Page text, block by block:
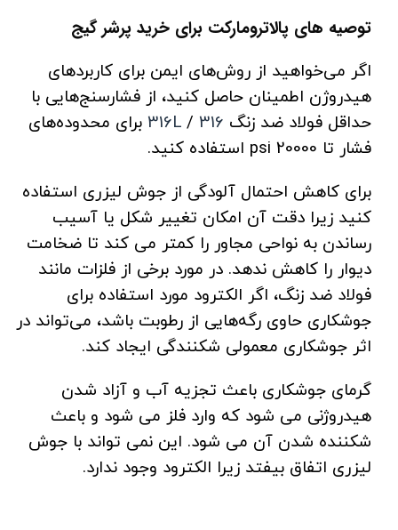
توصیه های پالاترومارکت برای خرید پرشر گیج
اگر می‌خواهید از روش‌های ایمن برای کاربردهای
هیدروژن اطمینان حاصل کنید، از فشارسنج‌هایی با
حداقل فولاد ضد زنگ 316
/
316L برای محدوده‌های
فشار تا 20000 psi استفاده کنید.
برای کاهش احتمال آلودگی از جوش لیزری استفاده
کنید زیرا دقت آن امکان تغییر شکل یا آسیب
رساندن به نواحی مجاور را کمتر می کند تا ضخامت
دیوار را کاهش ندهد. در مورد برخی از فلزات مانند
فولاد ضد زنگ، اگر الکترود مورد استفاده برای
جوشکاری حاوی رگه‌هایی از رطوبت باشد، می‌تواند در
اثر جوشکاری معمولی شکنندگی ایجاد کند.
گرمای جوشکاری باعث تجزیه آب و آزاد شدن
هیدروژنی می شود که وارد فلز می شود و باعث
شکننده شدن آن می شود. این نمی تواند با جوش
لیزری اتفاق بیفتد زیرا الکترود وجود ندارد.